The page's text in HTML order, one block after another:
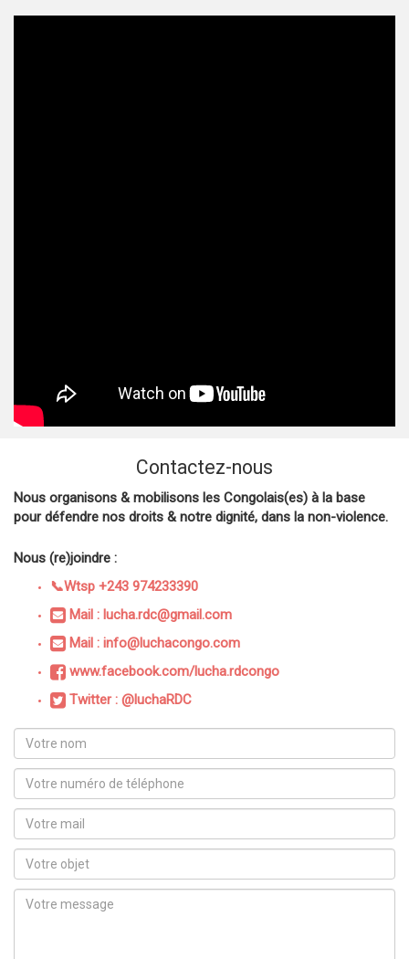
Contactez-nous
Nous organisons & mobilisons les Congolais(es) à la base
pour défendre nos droits & notre dignité, dans la non-violence.
Nous (re)joindre :
📞Wtsp +243 974233390
Mail : lucha.rdc@gmail.com
Mail : info@luchacongo.com
www.facebook.com/lucha.rdcongo
Twitter : @luchaRDC